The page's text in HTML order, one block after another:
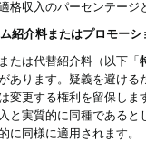
格収入のパーセンテージ
紹介料またはプロモーシ
たは代替紹介料（以下「
あります。疑義を避け
変更する権利を留保し
と実質的に同種である
に同様に適用されます。